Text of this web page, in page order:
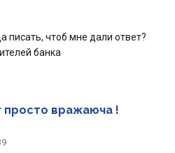
писать, чтоб мне дали ответ?
банка
просто вражаюча !